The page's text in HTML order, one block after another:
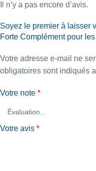
Il n’y a pas encore d’avis.
Soyez le premier à laisser
Forte Complément pour
Votre adresse e-mail ne
obligatoires sont indiqués
Votre note *
Votre avis *